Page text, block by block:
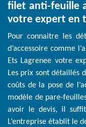
filet anti-feuille
votre expert en
Pour connaitre les
d’accessoire comme
Ets Lagrenee votre
Les prix sont détaillés
coûts de la pose de
modèle de pare-
avoir le devis, il
L’entreprise établit le